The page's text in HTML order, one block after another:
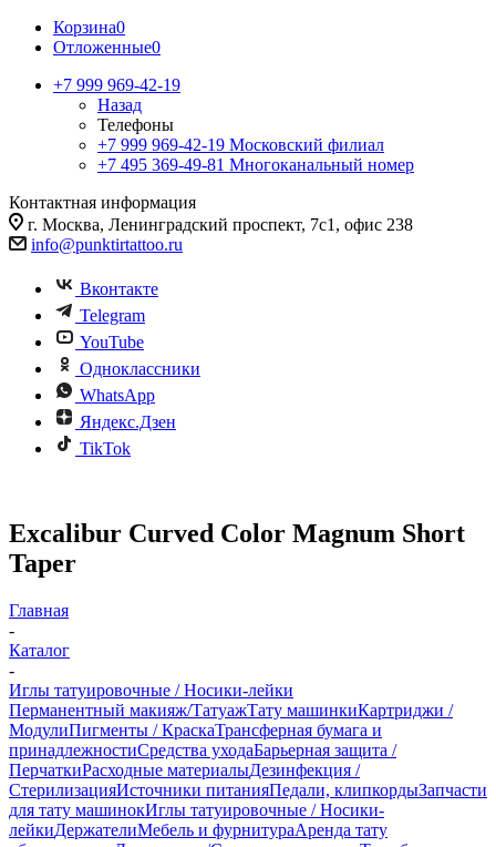
Корзина0
Отложенные0
+7 999 969-42-19
Назад
Телефоны
+7 999 969-42-19 Московский филиал
+7 495 369-49-81 Многоканальный номер
Контактная информация
г. Москва, Ленинградский проспект, 7с1, офис 238
info@punktirtattoo.ru
Вконтакте
Telegram
YouTube
Одноклассники
WhatsApp
Яндекс.Дзен
TikTok
Excalibur Curved Color Magnum Short
Taper
Главная
-
Каталог
-
Иглы татуировочные / Носики-лейки
Перманентный макияж/ТатуажТату машинкиКартриджи /
МодулиПигменты / КраскаТрансферная бумага и
принадлежностиСредства уходаБарьерная защита /
ПерчаткиРасходные материалыДезинфекция /
СтерилизацияИсточники питанияПедали, клипкордыЗапчасти
для тату машинокИглы татуировочные / Носики-
лейкиДержателиМебель и фурнитураАренда тату